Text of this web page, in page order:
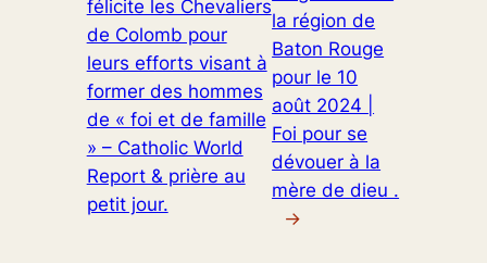
félicite les Chevaliers
de Colomb pour
leurs efforts visant à
former des hommes
de « foi et de famille
» – Catholic World
Report & prière au
petit jour.
la région de
Baton Rouge
pour le 10
août 2024 |
Foi pour se
dévouer à la
mère de dieu .
→